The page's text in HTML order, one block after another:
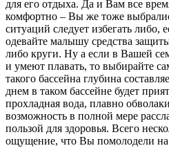
для его отдыха. Да и Вам все
комфортно – Вы же тоже
ситуаций следует избегать либо,
одевайте малышу средства
либо круги. Ну а если в Вашей
и умеют плавать, то выбирайте
такого бассейна глубина
днем в таком бассейне будет
прохладная вода, плавно
возможность в полной мере
пользой для здоровья. Всего
ощущение, что Вы помолодели